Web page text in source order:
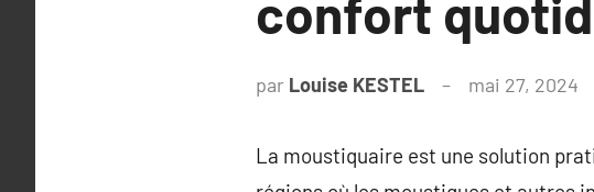
confort
par Louise KESTEL mai 27, 2024
La moustiquaire est une solution